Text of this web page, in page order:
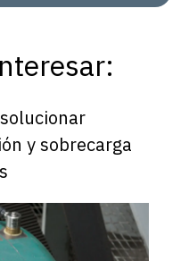
y sobrecarga